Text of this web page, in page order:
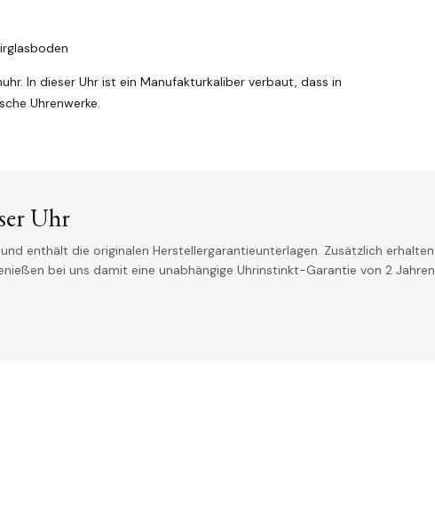
In dieser Uhr ist ein Manufakturkaliber verbaut, dass in
Uhrenwerke.
Uhr
enthält die originalen Herstellergarantieunterlagen. Zusätzlich erhalten
bei uns damit eine unabhängige Uhrinstinkt-Garantie von 2 Jahren